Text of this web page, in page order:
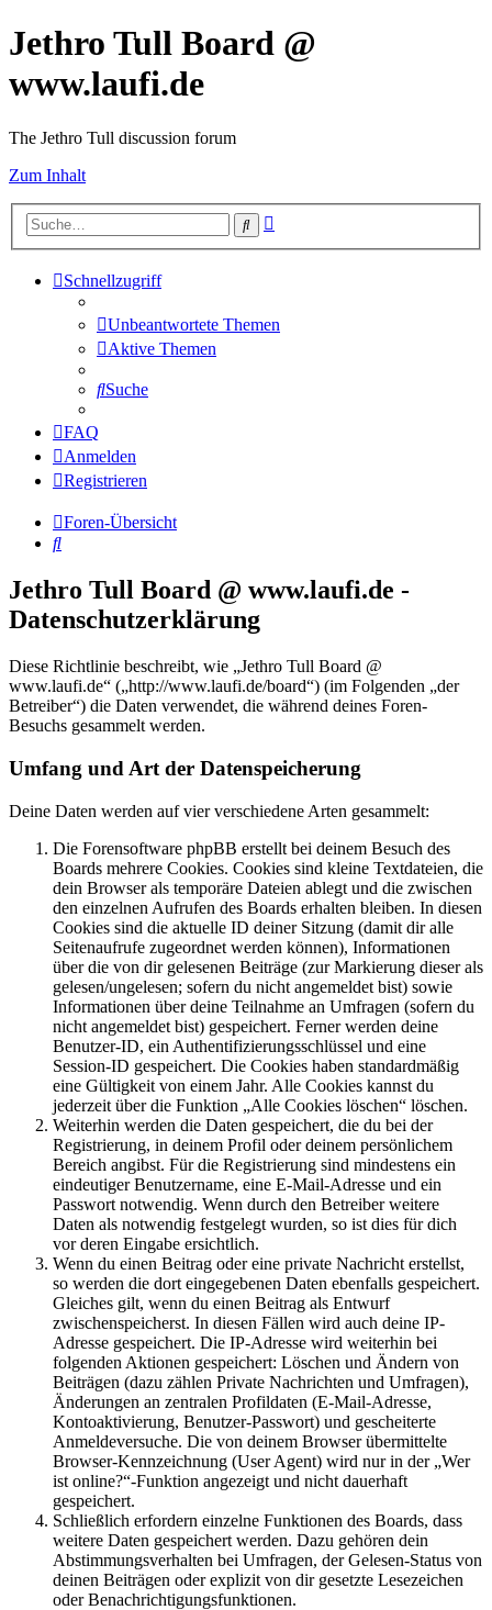
Jethro Tull Board @
www.laufi.de
The Jethro Tull discussion forum
Zum Inhalt
Suche
Schnellzugriff
Unbeantwortete Themen
Aktive Themen
Suche
FAQ
Anmelden
Registrieren
Foren-Übersicht
Suche
Jethro Tull Board @ www.laufi.de -
Datenschutzerklärung
Diese Richtlinie beschreibt, wie „Jethro Tull Board @
www.laufi.de“ („http://www.laufi.de/board“) (im Folgenden „der
Betreiber“) die Daten verwendet, die während deines Foren-
Besuchs gesammelt werden.
Umfang und Art der Datenspeicherung
Deine Daten werden auf vier verschiedene Arten gesammelt:
Die Forensoftware phpBB erstellt bei deinem Besuch des
Boards mehrere Cookies. Cookies sind kleine Textdateien, die
dein Browser als temporäre Dateien ablegt und die zwischen
den einzelnen Aufrufen des Boards erhalten bleiben. In diesen
Cookies sind die aktuelle ID deiner Sitzung (damit dir alle
Seitenaufrufe zugeordnet werden können), Informationen
über die von dir gelesenen Beiträge (zur Markierung dieser als
gelesen/ungelesen; sofern du nicht angemeldet bist) sowie
Informationen über deine Teilnahme an Umfragen (sofern du
nicht angemeldet bist) gespeichert. Ferner werden deine
Benutzer-ID, ein Authentifizierungsschlüssel und eine
Session-ID gespeichert. Die Cookies haben standardmäßig
eine Gültigkeit von einem Jahr. Alle Cookies kannst du
jederzeit über die Funktion „Alle Cookies löschen“ löschen.
Weiterhin werden die Daten gespeichert, die du bei der
Registrierung, in deinem Profil oder deinem persönlichem
Bereich angibst. Für die Registrierung sind mindestens ein
eindeutiger Benutzername, eine E-Mail-Adresse und ein
Passwort notwendig. Wenn durch den Betreiber weitere
Daten als notwendig festgelegt wurden, so ist dies für dich
vor deren Eingabe ersichtlich.
Wenn du einen Beitrag oder eine private Nachricht erstellst,
so werden die dort eingegebenen Daten ebenfalls gespeichert.
Gleiches gilt, wenn du einen Beitrag als Entwurf
zwischenspeicherst. In diesen Fällen wird auch deine IP-
Adresse gespeichert. Die IP-Adresse wird weiterhin bei
folgenden Aktionen gespeichert: Löschen und Ändern von
Beiträgen (dazu zählen Private Nachrichten und Umfragen),
Änderungen an zentralen Profildaten (E-Mail-Adresse,
Kontoaktivierung, Benutzer-Passwort) und gescheiterte
Anmeldeversuche. Die von deinem Browser übermittelte
Browser-Kennzeichnung (User Agent) wird nur in der „Wer
ist online?“-Funktion angezeigt und nicht dauerhaft
gespeichert.
Schließlich erfordern einzelne Funktionen des Boards, dass
weitere Daten gespeichert werden. Dazu gehören dein
Abstimmungsverhalten bei Umfragen, der Gelesen-Status von
deinen Beiträgen oder explizit von dir gesetzte Lesezeichen
oder Benachrichtigungsfunktionen.